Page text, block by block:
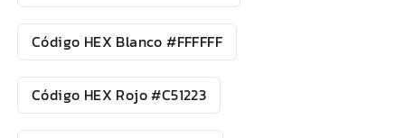
Código HEX Blanco #FFFFFF
Código HEX Rojo #C51223